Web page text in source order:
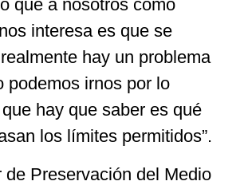
que a nosotros como
interesa es que se
hay un problema
podemos irnos por lo
hay que saber es qué
los límites permitidos”.
de Preservación del Medio